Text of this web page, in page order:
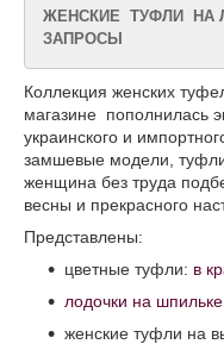
ЖЕНСКИЕ ТУФЛИ НА
ЗАПРОСЫ
Коллекция женских
магазине пополнилась
украинского и
замшевые модели,
женщина без труда
весны и прекрасного
Представлены:
цветные туфли: в
лодочки на шпильке
женские туфли на